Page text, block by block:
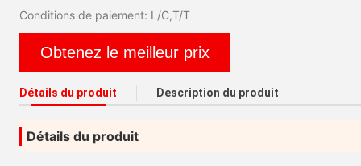
Conditions de paiement: L/C,T/T
Obtenez le meilleur prix
Détails du produit Description du produit
Détails du produit